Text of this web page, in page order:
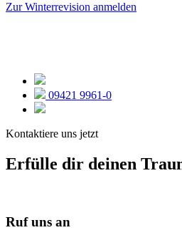
Zur Winterrevision anmelden
09421 9961-0
Kontaktiere uns jetzt
Erfülle dir deinen
Ruf uns an